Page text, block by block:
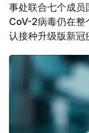
事处联合七个成员
CoV-2病毒仍在整
认接种升级版新冠